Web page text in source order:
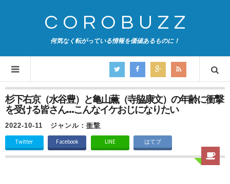
COROBUZZ
何気なく転がっている情報を価値あるものに！
杉下右京（水谷豊）と亀山薫（寺脇康文）の年齢に衝撃
を受ける皆さん…こんなイケおじになりたい
2022-10-11 ジャンル： 衝撃
Twitter Facebook LINE はてブ